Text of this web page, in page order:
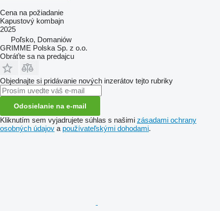
Cena na požiadanie
Kapustový kombajn
2025
Poľsko, Domaniów
GRIMME Polska Sp. z o.o.
Obráťte sa na predajcu
Objednajte si pridávanie nových inzerátov tejto rubriky
Odosielanie na e-mail
Kliknutím sem vyjadrujete súhlas s našimi zásadami ochrany
osobných údajov a používateľskými dohodami.